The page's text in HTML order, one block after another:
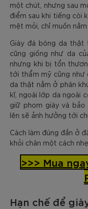
một chút, nhưng sau
điểm sau khi tiếng còi
mệt mỏi, chỉ muốn
Giày đá bóng da thật
cũng giống như da
nhưng khi bị tổn
tới thẩm mỹ cũng như
da thật nằm ở phân
kĩ, ngoài lớp da ngoài
giữ phom giày và bảo
lên sẽ ảnh hưởng tới
Cách làm đúng đắn ở
khỏi chân một cách nhẹ
>>> Mua
Hạn chế để